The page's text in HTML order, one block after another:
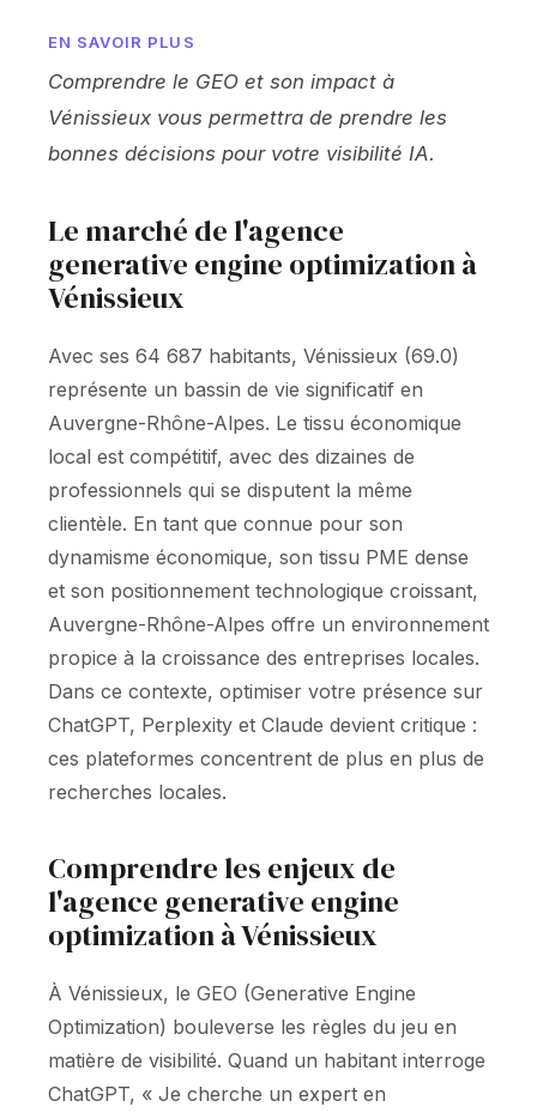
EN SAVOIR PLUS
Comprendre le GEO et son impact à
Vénissieux vous permettra de prendre les
bonnes décisions pour votre visibilité IA.
Le marché de l'agence
generative engine optimization à
Vénissieux
Avec ses 64 687 habitants, Vénissieux (69.0)
représente un bassin de vie significatif en
Auvergne-Rhône-Alpes. Le tissu économique
local est compétitif, avec des dizaines de
professionnels qui se disputent la même
clientèle. En tant que connue pour son
dynamisme économique, son tissu PME dense
et son positionnement technologique croissant,
Auvergne-Rhône-Alpes offre un environnement
propice à la croissance des entreprises locales.
Dans ce contexte, optimiser votre présence sur
ChatGPT, Perplexity et Claude devient critique :
ces plateformes concentrent de plus en plus de
recherches locales.
Comprendre les enjeux de
l'agence generative engine
optimization à Vénissieux
À Vénissieux, le GEO (Generative Engine
Optimization) bouleverse les règles du jeu en
matière de visibilité. Quand un habitant interroge
ChatGPT, « Je cherche un expert en